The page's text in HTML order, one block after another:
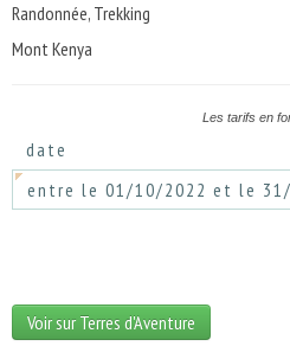
Randonnée, Trekking
Mont Kenya
Les tarifs en
date
entre le 01/10/2022 et le
Voir sur Terres d'Aventure